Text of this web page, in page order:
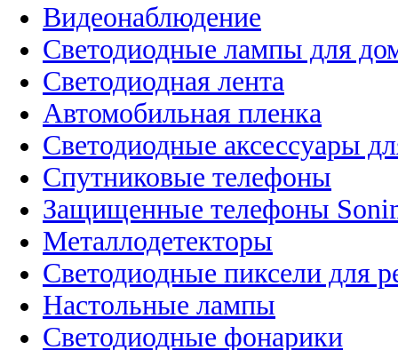
Видеонаблюдение
Светодиодные лампы для
Светодиодная лента
Автомобильная пленка
Светодиодные аксессуары
Спутниковые телефоны
Защищенные телефоны
Металлодетекторы
Светодиодные пиксели для
Настольные лампы
Светодиодные фонарики